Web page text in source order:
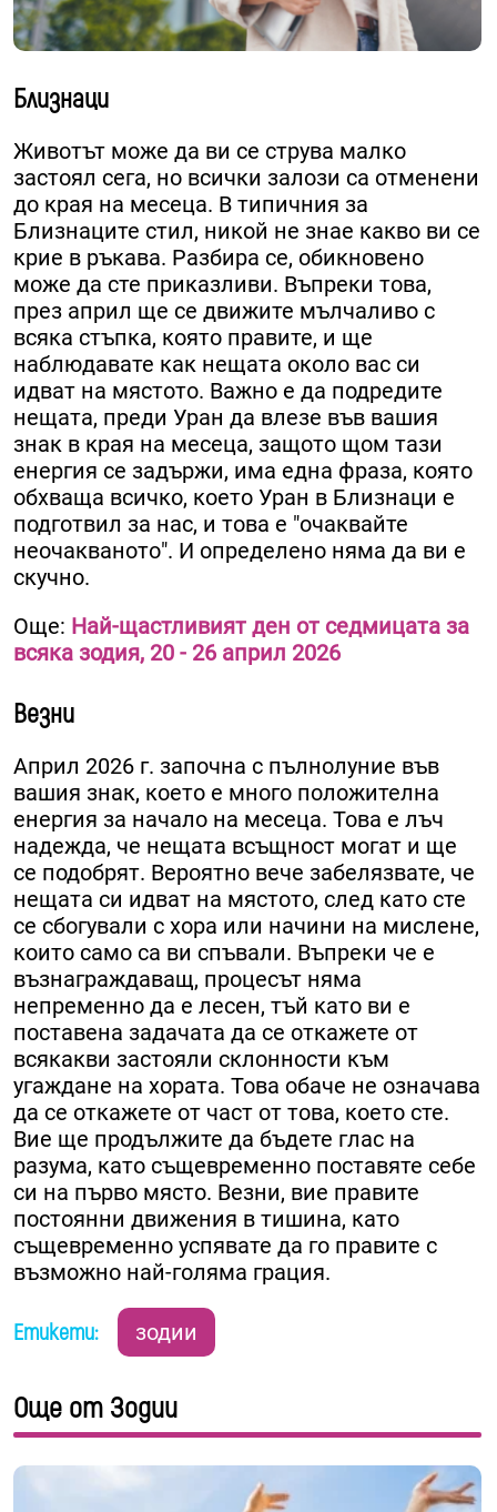
Близнаци
Животът може да ви се струва малко
застоял сега, но всички залози са отменени
до края на месеца. В типичния за
Близнаците стил, никой не знае какво ви се
крие в ръкава. Разбира се, обикновено
може да сте приказливи. Въпреки това,
през април ще се движите мълчаливо с
всяка стъпка, която правите, и ще
наблюдавате как нещата около вас си
идват на мястото. Важно е да подредите
нещата, преди Уран да влезе във вашия
знак в края на месеца, защото щом тази
енергия се задържи, има една фраза, която
обхваща всичко, което Уран в Близнаци е
подготвил за нас, и това е "очаквайте
неочакваното". И определено няма да ви е
скучно.
Още: Най-щастливият ден от седмицата за
всяка зодия, 20 - 26 април 2026
Везни
Април 2026 г. започна с пълнолуние във
вашия знак, което е много положителна
енергия за начало на месеца. Това е лъч
надежда, че нещата всъщност могат и ще
се подобрят. Вероятно вече забелязвате, че
нещата си идват на мястото, след като сте
се сбогували с хора или начини на мислене,
които само са ви спъвали. Въпреки че е
възнаграждаващ, процесът няма
непременно да е лесен, тъй като ви е
поставена задачата да се откажете от
всякакви застояли склонности към
угаждане на хората. Това обаче не означава
да се откажете от част от това, което сте.
Вие ще продължите да бъдете глас на
разума, като същевременно поставяте себе
си на първо място. Везни, вие правите
постоянни движения в тишина, като
същевременно успявате да го правите с
възможно най-голяма грация.
Етикети: зодии
Още от Зодии